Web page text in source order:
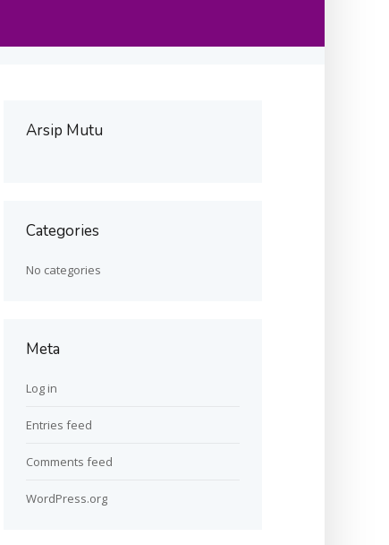
Arsip Mutu
Categories
No categories
Meta
Log in
Entries feed
Comments feed
WordPress.org